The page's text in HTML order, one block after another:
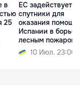
в
25
ЕС задействует
спутники для
оказания помощи
Испании в
лесным пожаром
10 Июл. 23:06